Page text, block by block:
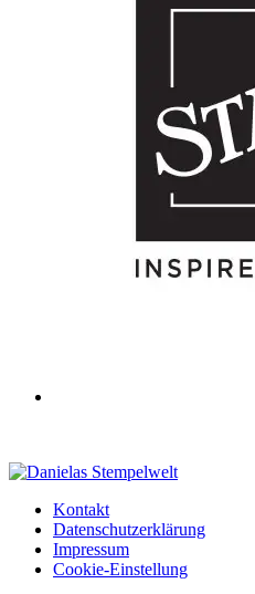
Kontakt
Datenschutzerklärung
Impressum
Cookie-Einstellung